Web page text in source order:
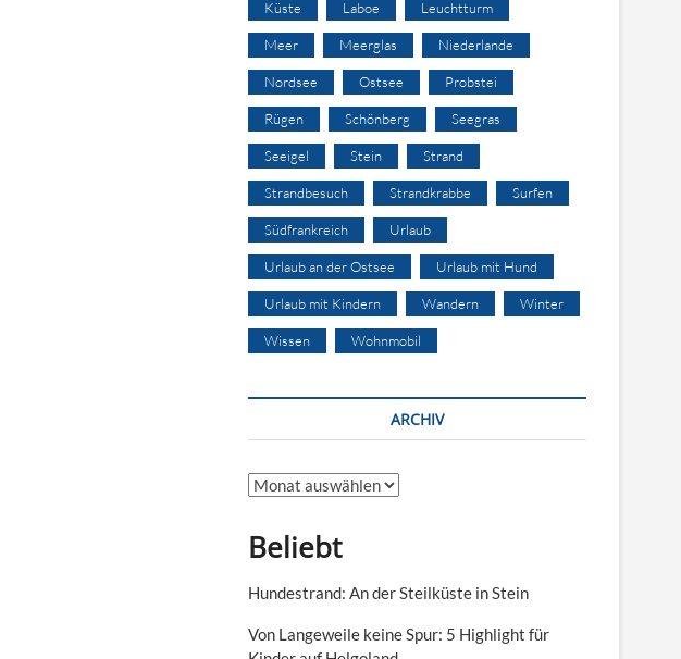
Küste Laboe Leuchtturm
Meer Meerglas Niederlande
Nordsee Ostsee Probstei
Rügen Schönberg Seegras
Seeigel Stein Strand
Strandbesuch Strandkrabbe Surfen
Südfrankreich Urlaub
Urlaub an der Ostsee Urlaub mit Hund
Urlaub mit Kindern Wandern Winter
Wissen Wohnmobil
ARCHIV
Archiv
Beliebt
Hundestrand: An der Steilküste in Stein
Von Langeweile keine Spur: 5 Highlight für